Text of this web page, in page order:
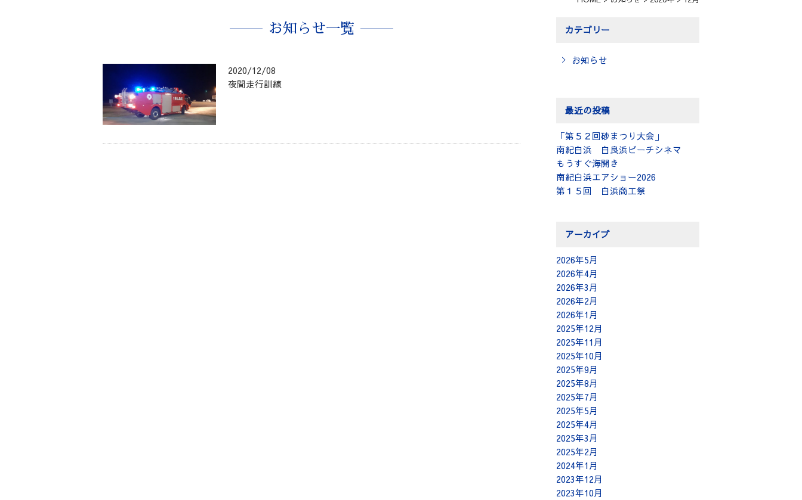
お知らせ一覧
2020/12/08
夜間走行訓練
カテゴリー
お知らせ
最近の投稿
「第５２回砂まつり大会」
南紀白浜 白良浜ビーチシネマ
もうすぐ海開き
南紀白浜エアショー2026
第１５回 白浜商工祭
アーカイブ
2026年5月
2026年4月
2026年3月
2026年2月
2026年1月
2025年12月
2025年11月
2025年10月
2025年9月
2025年8月
2025年7月
2025年5月
2025年4月
2025年3月
2025年2月
2024年1月
2023年12月
2023年10月